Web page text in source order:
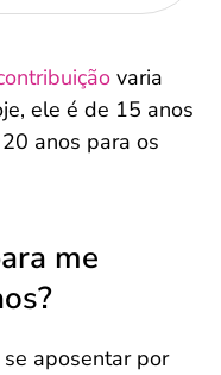
varia
ele é de 15 anos
anos para os
me
aposentar por